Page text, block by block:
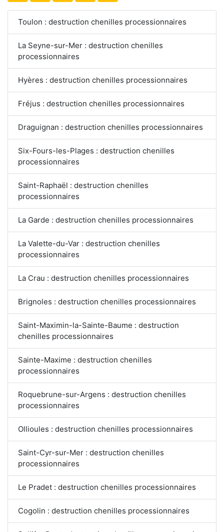
Toulon : destruction chenilles processionnaires
La Seyne-sur-Mer : destruction chenilles
processionnaires
Hyères : destruction chenilles processionnaires
Fréjus : destruction chenilles processionnaires
Draguignan : destruction chenilles processionnaires
Six-Fours-les-Plages : destruction chenilles
processionnaires
Saint-Raphaël : destruction chenilles
processionnaires
La Garde : destruction chenilles processionnaires
La Valette-du-Var : destruction chenilles
processionnaires
La Crau : destruction chenilles processionnaires
Brignoles : destruction chenilles processionnaires
Saint-Maximin-la-Sainte-Baume : destruction
chenilles processionnaires
Sainte-Maxime : destruction chenilles
processionnaires
Roquebrune-sur-Argens : destruction chenilles
processionnaires
Ollioules : destruction chenilles processionnaires
Saint-Cyr-sur-Mer : destruction chenilles
processionnaires
Le Pradet : destruction chenilles processionnaires
Cogolin : destruction chenilles processionnaires